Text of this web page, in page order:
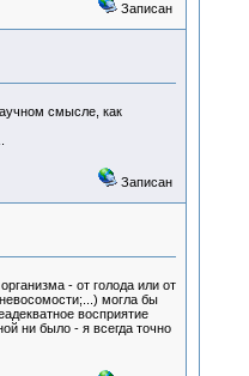
Записан
смысле, как
Записан
- от голода или от
могла бы
восприятие
ни было - я всегда точно